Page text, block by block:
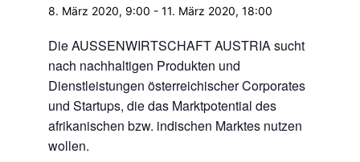
8. März 2020, 9:00 - 11. März 2020, 18:00
Die AUSSENWIRTSCHAFT AUSTRIA sucht
nach nachhaltigen Produkten und
Dienstleistungen österreichischer Corporates
und Startups, die das Marktpotential des
afrikanischen bzw. indischen Marktes nutzen
wollen.